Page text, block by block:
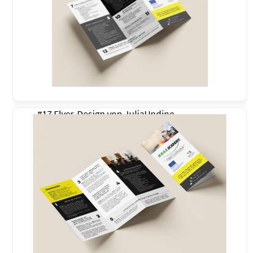
#17 Flyer-Design vonJuliaUndine